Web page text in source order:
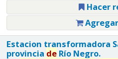
Hacer
Estacion transformadora
provincia deRío Negro.